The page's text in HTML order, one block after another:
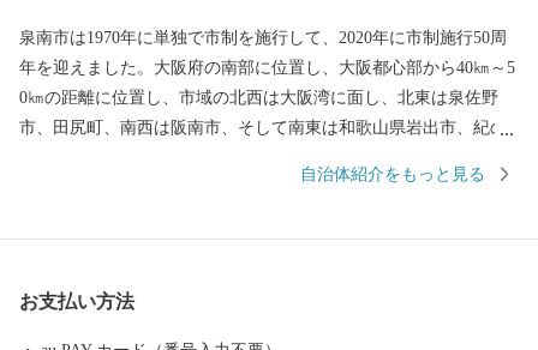
泉南市は1970年に単独で市制を施行して、2020年に市制施行50周
年を迎えました。大阪府の南部に位置し、大阪都心部から40㎞～5
0㎞の距離に位置し、市域の北西は大阪湾に面し、北東は泉佐野
市、田尻町、南西は阪南市、そして南東は和歌山県岩出市、紀の
せ、面積は48.98㎢であり、市域に関西国際空港の約1/3を含みま
在しています。また、平野部においては、玉ねぎ、水なす、里
自治体紹介をもっと見る
お支払い方法